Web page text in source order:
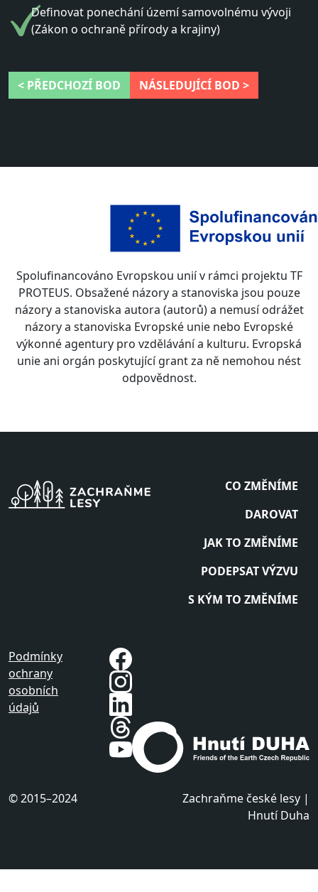
Definovat ponechání území samovolnému vývoji
(Zákon o ochraně přírody a krajiny)
< PŘEDCHOZÍ BOD NÁSLEDUJÍCÍ BOD >
Spolufinancováno Evropskou unií v rámci projektu TF
PROTEUS. Obsažené názory a stanoviska jsou pouze
názory a stanoviska autora (autorů) a nemusí odrážet
názory a stanoviska Evropské unie nebo Evropské
výkonné agentury pro vzdělávání a kulturu. Evropská
unie ani orgán poskytující grant za ně nemohou nést
odpovědnost.
CO ZMĚNÍME
DAROVAT
JAK TO ZMĚNÍME
PODEPSAT VÝZVU
S KÝM TO ZMĚNÍME
Podmínky
ochrany
osobních
údajů
© 2015–2024
Zachraňme české lesy |
Hnutí Duha